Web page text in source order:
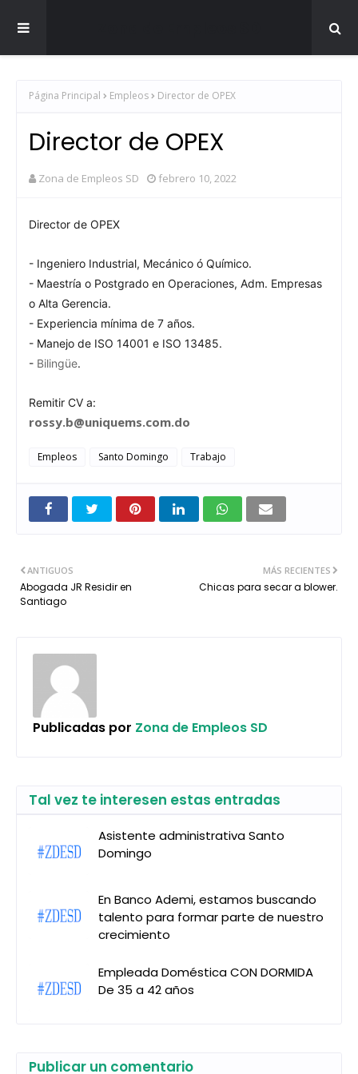
Página Principal Empleos Director de OPEX
Director de OPEX
Zona de Empleos SD febrero 10, 2022
Director de OPEX
- Ingeniero Industrial, Mecánico ó Químico.
- Maestría o Postgrado en Operaciones, Adm. Empresas
o Alta Gerencia.
- Experiencia mínima de 7 años.
- Manejo de ISO 14001 e ISO 13485.
- Bilingüe.
Remitir CV a:
rossy.b@uniquems.com.do
Empleos Santo Domingo Trabajo
MÁS RECIENTES
Chicas para secar a blower.
ANTIGUOS
Abogada JR Residir en
Santiago
Publicadas por Zona de Empleos SD
Tal vez te interesen estas entradas
Asistente administrativa Santo
Domingo
En Banco Ademi, estamos buscando
talento para formar parte de nuestro
crecimiento
Empleada Doméstica CON DORMIDA
De 35 a 42 años
Publicar un comentario